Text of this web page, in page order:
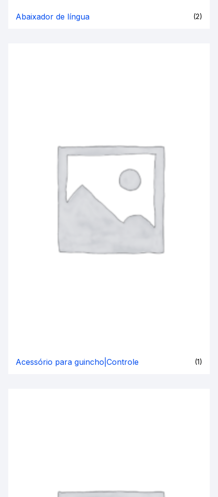
Abaixador de língua (2)
Acessório para guincho|Controle (1)